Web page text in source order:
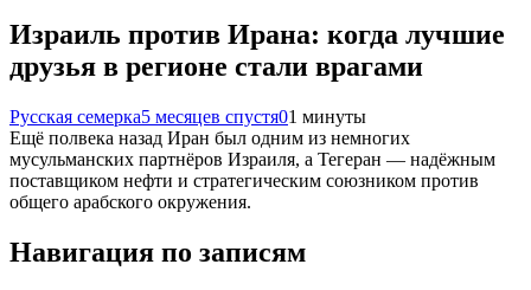
Израиль против Ирана: когда лучшие
друзья в регионе стали врагами
Русская семерка5 месяцев спустя01 минуты
Ещё полвека назад Иран был одним из немногих
мусульманских партнёров Израиля, а Тегеран — надёжным
поставщиком нефти и стратегическим союзником против
общего арабского окружения.
Навигация по записям